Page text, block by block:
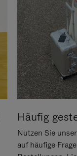
Häufig
Nutzen Sie
auf häufige